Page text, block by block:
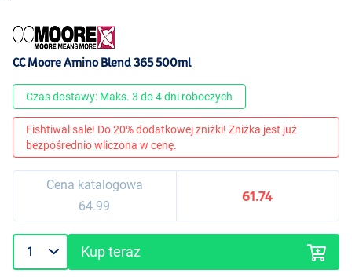
CC Moore Amino Blend 365 500ml
Czas dostawy: Maks. 3 do 4 dni roboczych
Fishtiwal sale! Do 20% dodatkowej zniżki! Zniżka jest już
bezpośrednio wliczona w cenę.
Cena katalogowa
64.99
61.74
Kup teraz